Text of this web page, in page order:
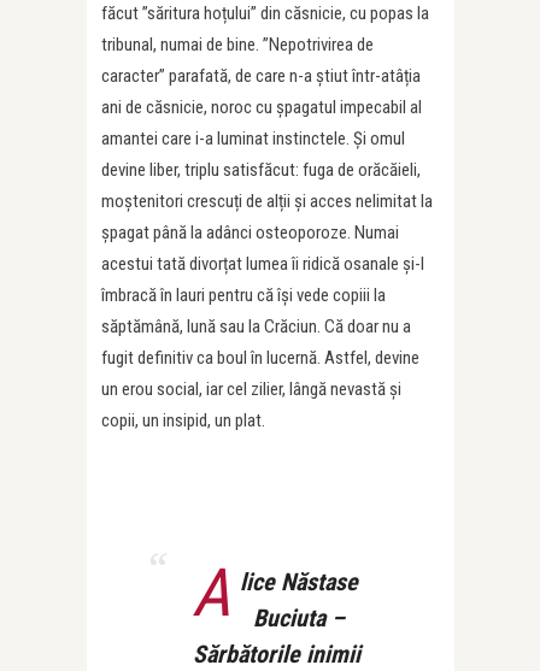
făcut ”săritura hoțului” din căsnicie, cu popas la
tribunal, numai de bine. ”Nepotrivirea de
caracter” parafată, de care n-a știut într-atâția
ani de căsnicie, noroc cu șpagatul impecabil al
amantei care i-a luminat instinctele. Și omul
devine liber, triplu satisfăcut: fuga de orăcăieli,
moștenitori crescuți de alții și acces nelimitat la
șpagat până la adânci osteoporoze. Numai
acestui tată divorțat lumea îi ridică osanale și-l
îmbracă în lauri pentru că își vede copiii la
săptămână, lună sau la Crăciun. Că doar nu a
fugit definitiv ca boul în lucernă. Astfel, devine
un erou social, iar cel zilier, lângă nevastă și
copii, un insipid, un plat.
A lice Năstase
Buciuta –
Sărbătorile inimii